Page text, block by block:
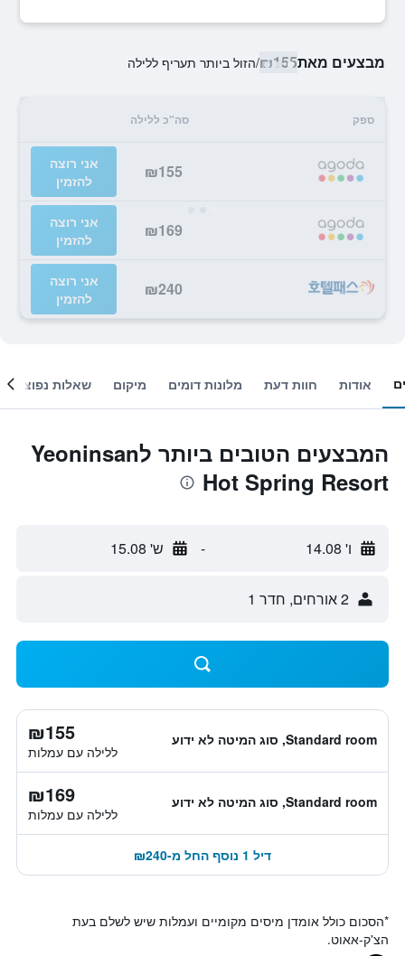
מבצעים מאת₪155
/הזול ביותר תעריף ללילה
ספק סה"כ ללילה
₪155
אני רוצה
להזמין
₪169
אני רוצה
להזמין
₪240
אני רוצה
להזמין
אודות חוות דעת מלונות דומים מיקום שאלות נפוצות
המבצעים הטובים ביותר לYeoninsan
Hot Spring Resort
ו' 14.08 - ש' 15.08
2 אורחים, חדר 1
Standard room, סוג המיטה לא ידוע ₪155
ללילה עם עמלות
Standard room, סוג המיטה לא ידוע ₪169
ללילה עם עמלות
דיל 1 נוסף החל מ-₪240
*הסכום כולל אומדן מיסים מקומיים ועמלות שיש לשלם בעת
הצ'ק-אאוט.